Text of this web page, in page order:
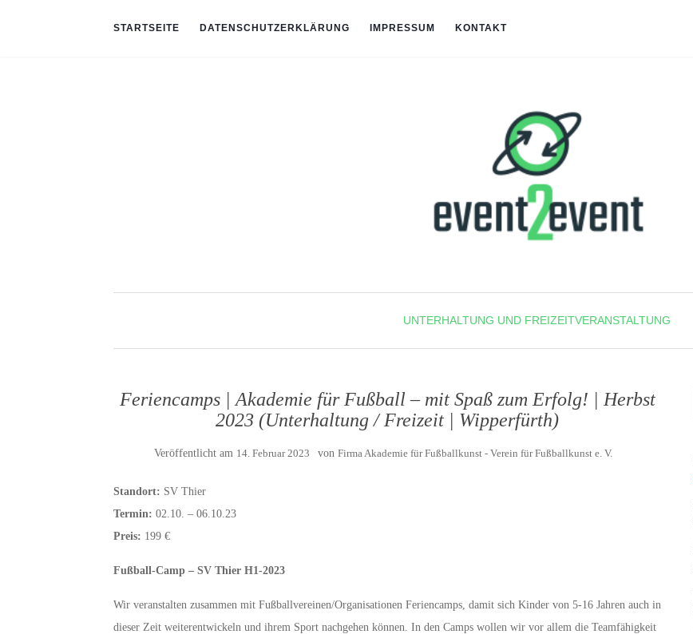
STARTSEITE DATENSCHUTZERKLÄRUNG IMPRESSUM KONTAKT
UNTERHALTUNG UND FREIZEITVERANSTALTUNG
Feriencamps | Akademie für Fußball – mit Spaß zum Erfolg! | Herbst
2023 (Unterhaltung / Freizeit | Wipperfürth)
Veröffentlicht am 14. Februar 2023 vonFirma Akademie für Fußballkunst - Verein für Fußballkunst e. V.
Standort: SV Thier
Termin: 02.10. – 06.10.23
Preis: 199 €
Fußball-Camp – SV Thier H1-2023
Wir veranstalten zusammen mit Fußballvereinen/Organisationen Feriencamps, damit sich Kinder von 5-16 Jahren auch in
dieser Zeit weiterentwickeln und ihrem Sport nachgehen können. In den Camps wollen wir vor allem die Teamfähigkeit